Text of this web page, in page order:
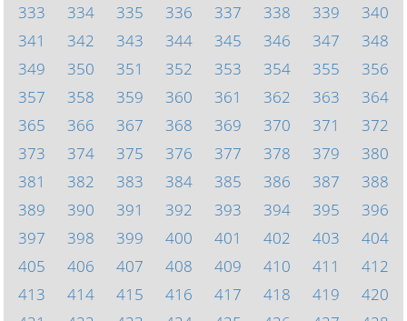
333
334 335 336 337 338 339
340
341
342 343 344 345 346 347
348
349
350 351 352 353 354 355
356
357
358 359 360 361 362 363
364
365
366 367 368 369 370 371
372
373
374 375 376 377 378 379
380
381
382 383 384 385 386 387
388
389
390 391 392 393 394 395
396
397
398 399 400 401 402 403
404
405
406 407 408 409 410 411
412
413
414 415 416 417 418 419
420